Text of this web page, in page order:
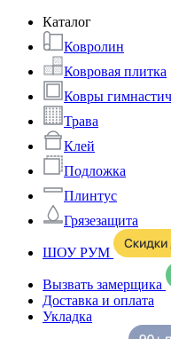
Каталог
Ковролин
Ковровая плитка
Ковры
Трава
Клей
Подложка
Плинтус
Грязезащита
ШОУ РУМ
Вызвать замерщика
Доставка и оплата
Укладка